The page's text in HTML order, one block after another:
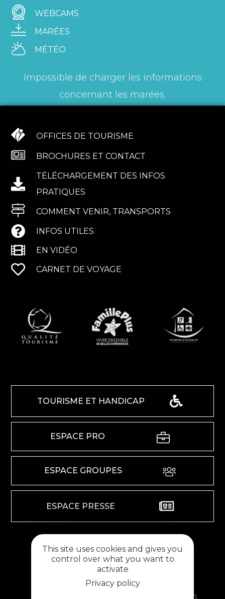
WEBCAMS
MARÉES
MÉTÉO
Impossible de charger les informations
concernant les marées.
OFFICES DE TOURISME
BROCHURES ET CONTACT
TÉLÉCHARGEMENT DES INFOS
PRATIQUES
COMMENT VENIR, TRANSPORTS
INFOS UTILES
EN VIDÉO
CARNET DE VOYAGE
TOURISME ET HANDICAP
ESPACE PRO
ESPACE GROUPES
ESPACE PRESSE
This site uses cookies and gives you
control over what you want to
activate
Privacy policy